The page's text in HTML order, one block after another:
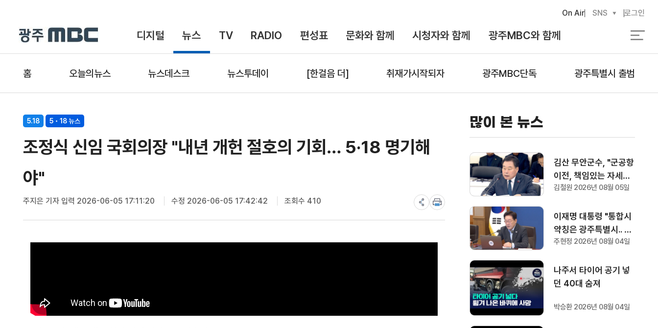
디지털 뉴스 TV RADIO 편성표 문화와 함께 시청자와 함께 광주MBC와 함께
On Air SNS 로그인
홈 오늘의뉴스 뉴스데스크 뉴스투데이 [한걸음 더] 취재가시작되자 광주MBC단독 광주특별시 출범
5.18 5・18 뉴스
조정식 신임 국회의장 "내년 개헌 절호의 기회… 5·18 명기해
야"
주지은 기자입력 2026-06-05 17:11:20 수정 2026-06-05 17:42:42 조회수 410
많이 본 뉴스
김산 무안군수, "군공항
이전, 책임있는 자세로
협의하겠다"
김철원 2026년 08월 05일
이재명 대통령 "통합시
약칭은 광주특별시.. 공
항 이전 조속하게"
주현정 2026년 08월 04일
나주서 타이어 공기 넣
던 40대 숨져
박승환 2026년 08월 04일